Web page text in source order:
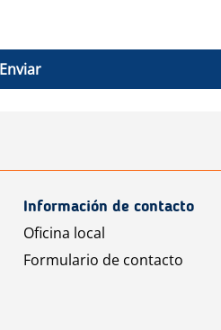
Enviar
Información de contacto
Oficina local
Formulario de contacto